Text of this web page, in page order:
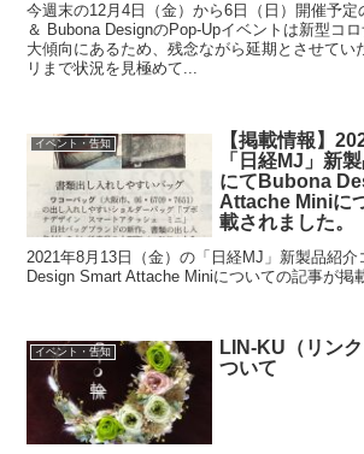
今週末の12月4日（金）から6日（日）開催予定
＆ Bubona DesignのPop-Upイベントは新型コ
大傾向にあるため、残念ながら延期とさせてい
リまで状況を見極めて...
イベント・告知
【掲載情報】
「日経MJ」新
にてBubona
Attache Miniに
載されました。
2021年8月13日（金）の「日経MJ」新製品紹
Design Smart Attache Miniについての記事が掲
イベント・告知
LIN-KU（リン
ついて